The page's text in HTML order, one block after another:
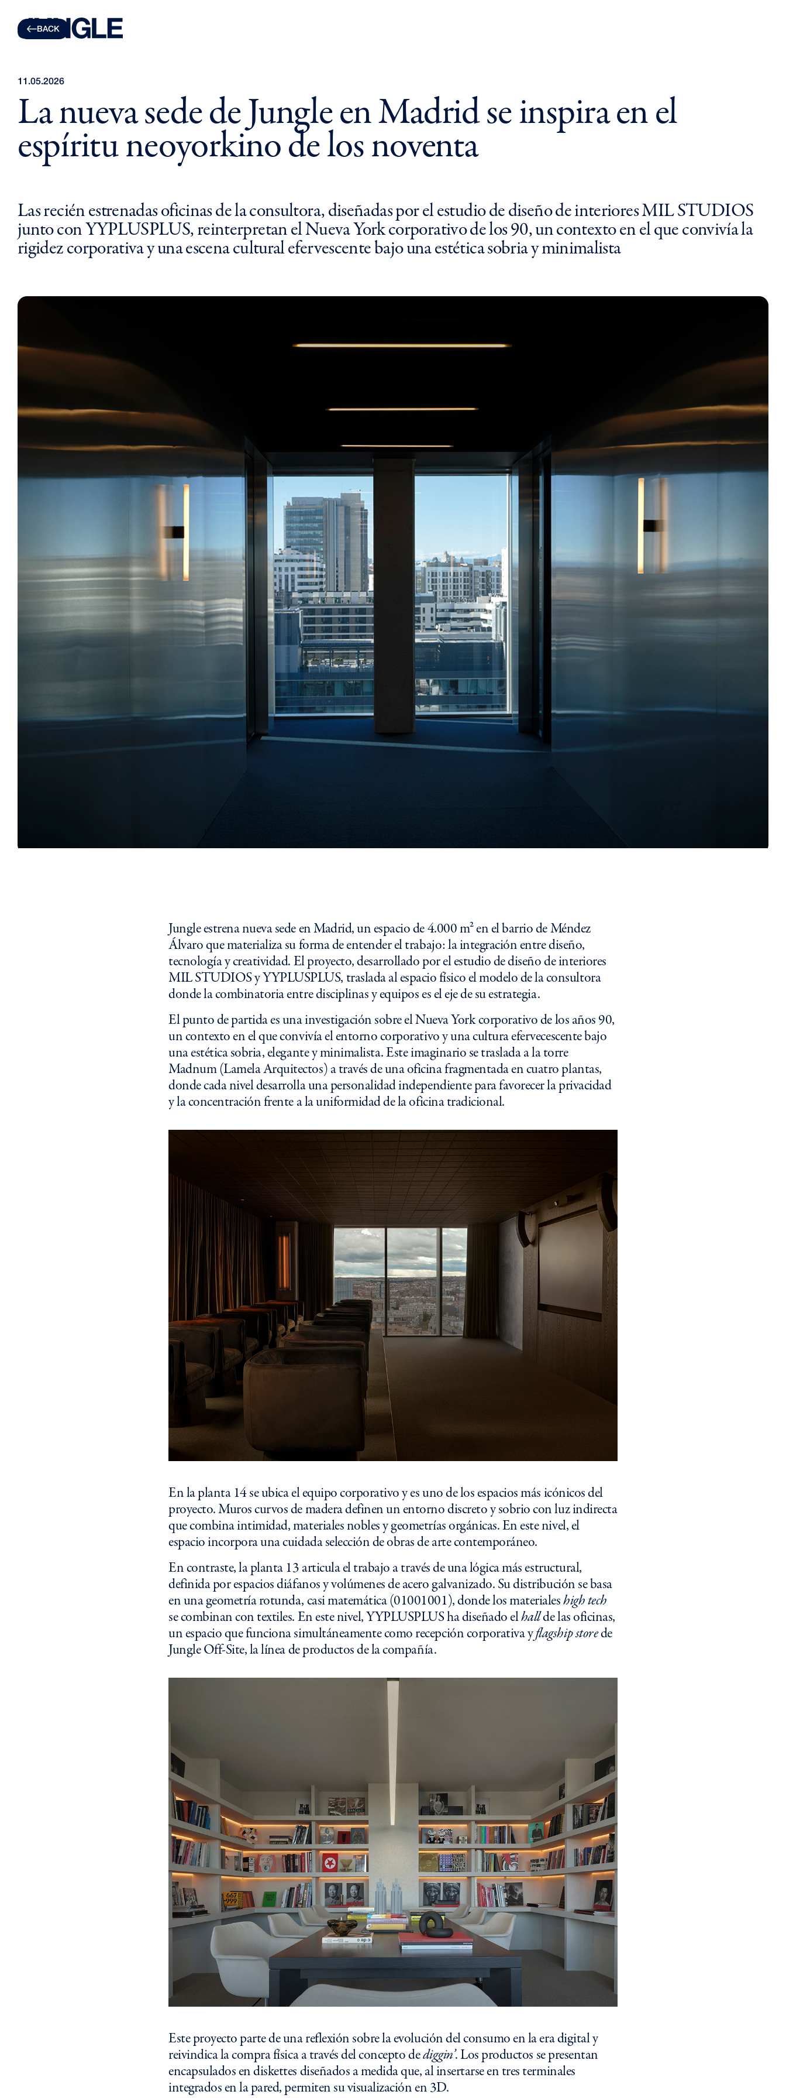
INVISIBLE
PS21
TRUE
REDBILITY
WEAI
ROCKET
PRODIGIOSO VOLCÁN
CAPITAL STUDIO
P&G
TELEFÓNICA
BACK
11.05.2026
La nueva sede de Jungle en Madrid se inspira en el
espíritu neoyorkino de los noventa
Las recién estrenadas oficinas de la consultora, diseñadas por el estudio de diseño de interiores MIL STUDIOS
junto con YYPLUSPLUS, reinterpretan el Nueva York corporativo de los 90, un contexto en el que convivía la
rigidez corporativa y una escena cultural efervescente bajo una estética sobria y minimalista
Jungle estrena nueva sede en Madrid, un espacio de 4.000 m² en el barrio de Méndez
Álvaro que materializa su forma de entender el trabajo: la integración entre diseño,
tecnología y creatividad. El proyecto, desarrollado por el estudio de diseño de interiores
MIL STUDIOS y YYPLUSPLUS, traslada al espacio físico el modelo de la consultora
donde la combinatoria entre disciplinas y equipos es el eje de su estrategia.
El punto de partida es una investigación sobre el Nueva York corporativo de los años 90,
un contexto en el que convivía el entorno corporativo y una cultura efervecescente bajo
una estética sobria, elegante y minimalista. Este imaginario se traslada a la torre
Madnum (Lamela Arquitectos) a través de una oficina fragmentada en cuatro plantas,
donde cada nivel desarrolla una personalidad independiente para favorecer la privacidad
y la concentración frente a la uniformidad de la oficina tradicional.
En la planta 14 se ubica el equipo corporativo y es uno de los espacios más icónicos del
proyecto. Muros curvos de madera definen un entorno discreto y sobrio con luz indirecta
que combina intimidad, materiales nobles y geometrías orgánicas. En este nivel, el
espacio incorpora una cuidada selección de obras de arte contemporáneo.
En contraste, la planta 13 articula el trabajo a través de una lógica más estructural,
definida por espacios diáfanos y volúmenes de acero galvanizado. Su distribución se basa
en una geometría rotunda, casi matemática (01001001), donde los materialeshigh tech
se combinan con textiles. En este nivel, YYPLUSPLUS ha diseñado elhallde las oficinas,
un espacio que funciona simultáneamente como recepción corporativa yflagship storede
Jungle Off-Site, la línea de productos de la compañía.
Este proyecto parte de una reflexión sobre la evolución del consumo en la era digital y
reivindica la compra física a través del concepto dediggin’. Los productos se presentan
encapsulados en diskettes diseñados a medida que, al insertarse en tres terminales
integrados en la pared, permiten su visualización en 3D.